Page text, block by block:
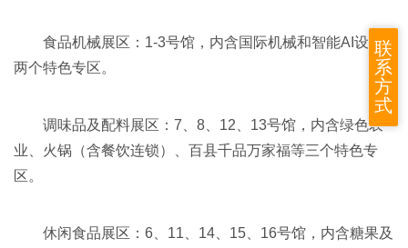
食品机械展区：1-3号馆，内含国际机械和智能AI设备
两个特色专区。
调味品及配料展区：7、8、12、13号馆，内含绿色农
业、火锅（含餐饮连锁）、百县千品万家福等三个特色专
区。
休闲食品展区：6、11、14、15、16号馆，内含糖果及
联
系
方
式